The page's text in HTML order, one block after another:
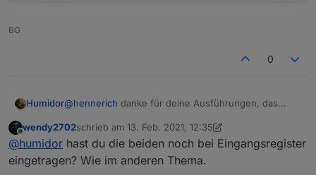
BG
0
Humidor@hennerich danke für deine Ausführungen, das
dennoch habe ich ein Problem mit meiner Modbus
Instanz.
Weißt du hier Rat?
modbus.1	2021-02-13 13:04:30.885
modbus.1	2021-02-13 13:04:16.096
modbus.1	2021-02-13 13:04:15.094
Ist ein Holding Register hier falsch? Ich vermute, dass
ich die akt. FW am SE17k habe.
Online
wendy2702schrieb am 13. Feb. 2021, 12:35
zuletzt editiert von wendy2702
@humidor hast du die beiden noch bei Eingangsregister
eingetragen? Wie im anderen Thema.